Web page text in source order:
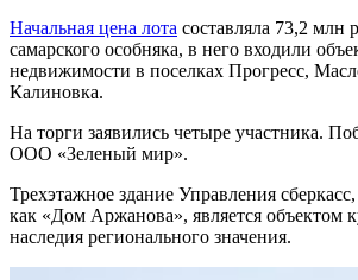
Начальная цена лота составляла 73,2 млн
самарского особняка, в него входили
недвижимости в поселках Прогресс,
Калиновка.
На торги заявились четыре участника.
ООО «Зеленый мир».
Трехэтажное здание Управления
как «Дом Аржанова», является объектом
наследия регионального значения.